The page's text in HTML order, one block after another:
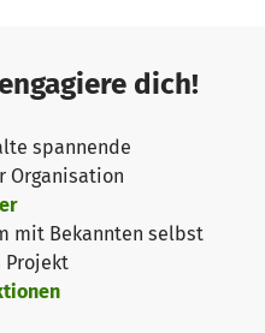
die Wartezeit auf einen
Bremen wird gleichzeitig
auch die
und
mit Geflüchteten, um
spezialisierte
geschaffen werden,
Angebote zu ermöglichen,
dich!
spannende
Organisation
mit Bekannten selbst
Projekt